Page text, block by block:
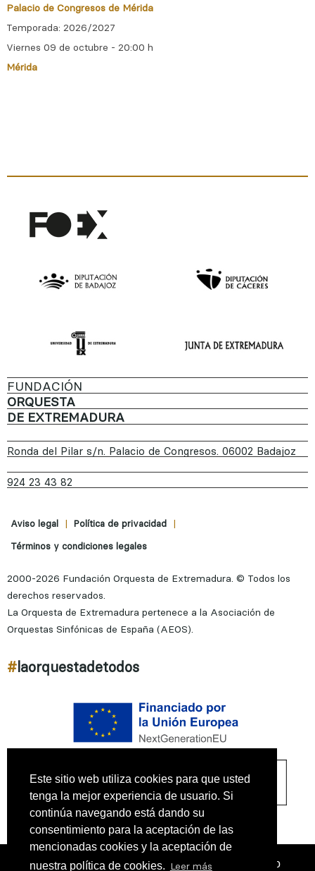
Este sitio web utiliza cookies para que usted
tenga la mejor experiencia de usuario. Si
continúa navegando está dando su
consentimiento para la aceptación de las
mencionadas cookies y la aceptación de
nuestra política de cookies. Leer más
¿Sabías que puedes añadir un icono en el escritorio
Palacio de Congresos de Mérida
Temporada: 2026/2027
Viernes 09 de octubre - 20:00 h
Mérida
FUNDACIÓN
ORQUESTA
DE EXTREMADURA
Ronda del Pilar s/n. Palacio de Congresos. 06002 Badajoz
924 23 43 82
Aviso legal | Política de privacidad |
Términos y condiciones legales
2000-2026 Fundación Orquesta de Extremadura. © Todos los
derechos reservados.
La Orquesta de Extremadura pertenece a la Asociación de
Orquestas Sinfónicas de España (AEOS).
#laorquestadetodos